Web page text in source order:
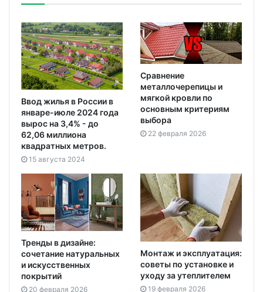
Ввод жилья в России в
январе-июле 2024 года
вырос на 3,4% - до
62,06 миллиона
квадратных метров.
15 августа 2024
Сравнение
металлочерепицы и
мягкой кровли по
основным критериям
выбора
22 февраля 2026
Тренды в дизайне:
сочетание натуральных
и искусственных
покрытий
20 февраля 2026
Монтаж и эксплуатация:
советы по установке и
уходу за утеплителем
19 февраля 2026